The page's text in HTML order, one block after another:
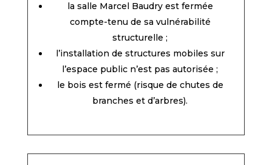
la salle Marcel Baudry est fermée
compte-tenu de sa vulnérabilité
structurelle ;
l’installation de structures mobiles sur
l’espace public n’est pas autorisée ;
le bois est fermé (risque de chutes de
branches et d’arbres).